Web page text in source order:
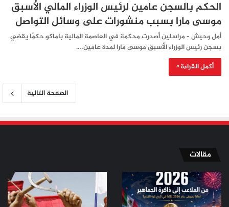
الحكم بالسجن عامين لرئيس الوزراء المالي الأسبق
موسى مارا بسبب منشورات على وسائل التواصل
أمل وحيش – مراسلين أصدرت محكمة في العاصمة المالية باماكو حكمًا يقضي
بسجن رئيس الوزراء الأسبق موسى مارا لمدة عامين،…
أكمل القراءة »
الصفحة التالية
مقالات
من
الملاعب
إلى
ثورة
تموز